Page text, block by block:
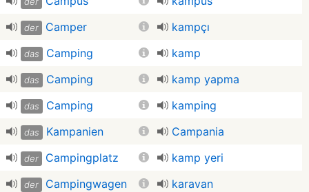
der Camper kampçı
das Camping kamp
das Camping kamp yapma
das Camping kamping
das Kampanien Campania
der Campingplatz kamp yeri
der Campingwagen karavan